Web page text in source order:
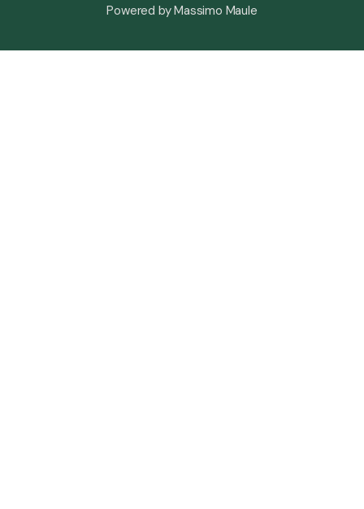
Powered by Massimo Maule